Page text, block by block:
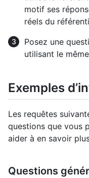
motif ses
réels du
Posez une
utilisant le
Exemples
Les requêtes
questions que vous
aider à en savoir
Questions